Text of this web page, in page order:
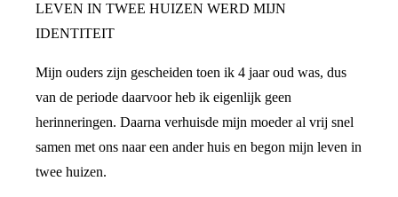
LEVEN IN TWEE HUIZEN WERD MIJN
IDENTITEIT
Mijn ouders zijn gescheiden toen ik 4 jaar oud was, dus
van de periode daarvoor heb ik eigenlijk geen
herinneringen. Daarna verhuisde mijn moeder al vrij snel
samen met ons naar een ander huis en begon mijn leven in
twee huizen.